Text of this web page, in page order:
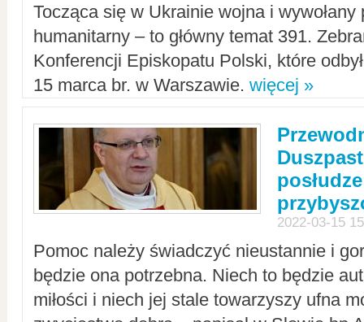
Tocząca się w Ukrainie wojna i
humanitarny – to główny temat 391.
Konferencji Episkopatu Polski, które
15 marca br. w Warszawie. więcej »
2022-03-15
Pomoc należy świadczyć nieustannie i
będzie ona potrzebna. Niech to będzie
miłości i niech jej stale towarzyszy ufna